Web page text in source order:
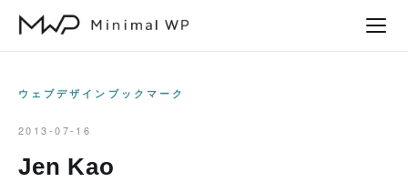
ウェブデザインブックマーク
2013-07-16
Jen Kao